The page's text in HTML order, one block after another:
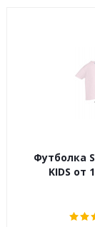
Футболка
KIDS